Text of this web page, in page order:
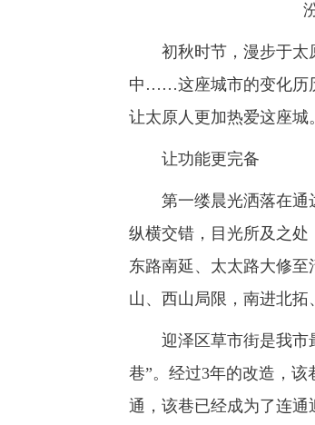
初秋时节，漫步于太原
中……这座城市的变化历
让太原人更加热爱这座城。
让功能更完备
第一缕晨光洒落在通达
纵横交错，目光所及之
东路南延、太太路大修
山、西山局限，南进北拓
迎泽区草市街是我市最
巷”。经过3年的改造，
通，该巷已经成为了连